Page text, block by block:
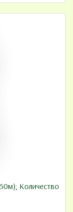
Количество